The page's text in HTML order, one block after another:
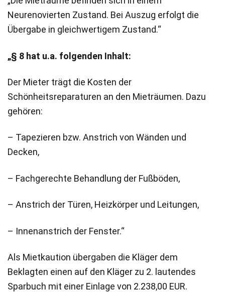
Neurenovierten Zustand. Bei Auszug erfolgt die
Übergabe in gleichwertigem Zustand.“
„§ 8 hat u.a. folgenden Inhalt:
Der Mieter trägt die Kosten der
Schönheitsreparaturen an den Mieträumen. Dazu
gehören:
– Tapezieren bzw. Anstrich von Wänden und
Decken,
– Fachgerechte Behandlung der Fußböden,
– Anstrich der Türen, Heizkörper und Leitungen,
– Innenanstrich der Fenster.“
Als Mietkaution übergaben die Kläger dem
Beklagten einen auf den Kläger zu 2. lautendes
Sparbuch mit einer Einlage von 2.238,00 EUR.